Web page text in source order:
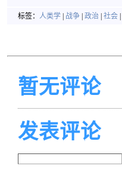
标签： 人类学 战争 政治 社会
暂无评论
发表评论